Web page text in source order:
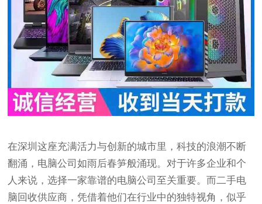
在深圳这座充满活力与创新的城市里，科技的浪潮不断
翻涌，电脑公司如雨后春笋般涌现。对于许多企业和个
人来说，选择一家靠谱的电脑公司至关重要。而二手电
脑回收供应商，凭借着他们在行业中的独特视角，似乎